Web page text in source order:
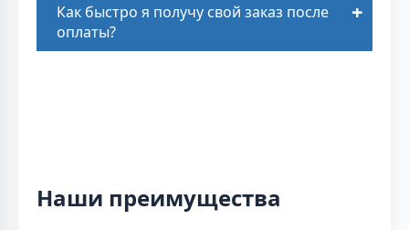
Как быстро я получу свой заказ после
оплаты?
Наши преимущества